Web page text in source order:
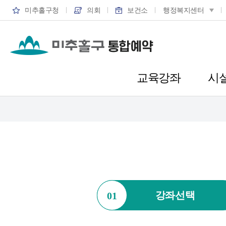
미추홀구청 의회 보건소 행정복지센터
교육강좌 시
01 강좌선택